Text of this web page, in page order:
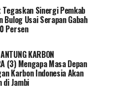
Tegaskan Sinergi Pemkab
Bulog Usai Serapan Gabah
Persen
KARBON
(3) Mengapa Masa Depan
Karbon Indonesia Akan
di Jambi